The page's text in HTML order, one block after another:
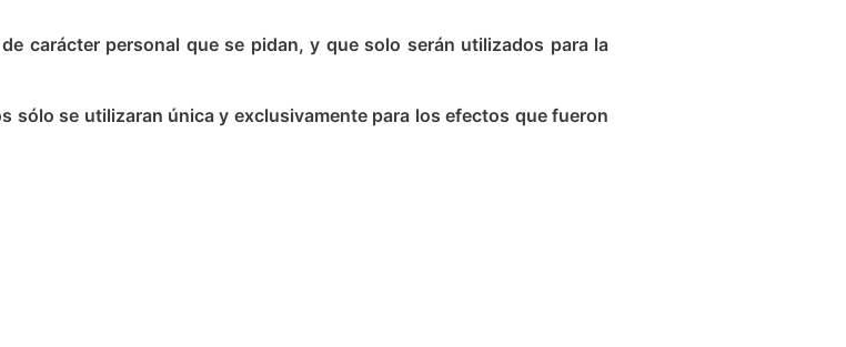
carácter personal que se pidan, y que solo serán utilizados para la
se utilizaran única y exclusivamente para los efectos que fueron